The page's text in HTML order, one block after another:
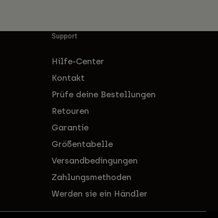
Support
Hilfe-Center
Kontakt
Prüfe deine Bestellungen
Retouren
Garantie
Größentabelle
Versandbedingungen
Zahlungsmethoden
Werden sie ein Händler